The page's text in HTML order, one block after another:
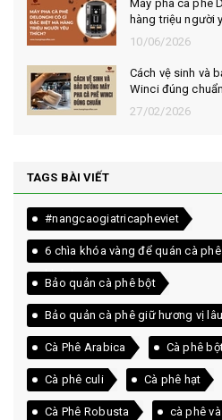
Máy pha cà phê
hàng triệu người
10/06/2026
Cách vệ sinh và
Winci đúng chuẩn
27/02/2026
TAGS BÀI VIẾT
#nangcaogiatricapheviet
6 chìa khóa vàng để quán cà
khách
Bảo quản cà phê bột
Bảo quản cà phê giữ hương vị
Cà Phê Arabica Cà phê
Cà phê culi Cà phê hạt
Cà Phê Robusta cà phê